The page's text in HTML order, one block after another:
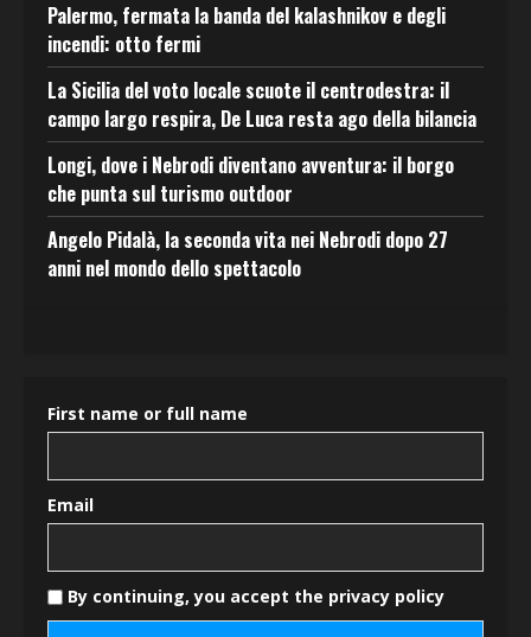
Palermo, fermata la banda del kalashnikov e degli
incendi: otto fermi
La Sicilia del voto locale scuote il centrodestra: il
campo largo respira, De Luca resta ago della bilancia
Longi, dove i Nebrodi diventano avventura: il borgo
che punta sul turismo outdoor
Angelo Pidalà, la seconda vita nei Nebrodi dopo 27
anni nel mondo dello spettacolo
First name or full name
Email
By continuing, you accept the privacy policy